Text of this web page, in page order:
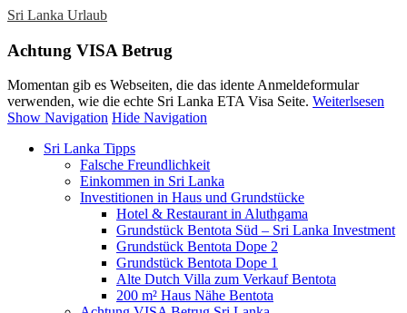
Sri Lanka Urlaub
Achtung VISA Betrug
Momentan gib es Webseiten, die das idente Anmeldeformular
verwenden, wie die echte Sri Lanka ETA Visa Seite. Weiterlsesen
Show Navigation Hide Navigation
Sri Lanka Tipps
Falsche Freundlichkeit
Einkommen in Sri Lanka
Investitionen in Haus und Grundstücke
Hotel & Restaurant in Aluthgama
Grundstück Bentota Süd – Sri Lanka Investment
Grundstück Bentota Dope 2
Grundstück Bentota Dope 1
Alte Dutch Villa zum Verkauf Bentota
200 m² Haus Nähe Bentota